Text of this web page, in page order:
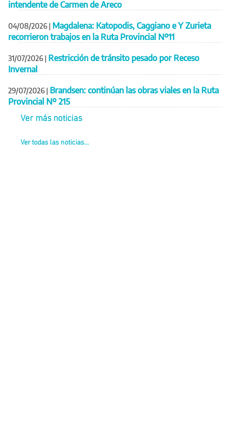
intendente de Carmen de Areco
04/08/2026 | Magdalena: Katopodis, Caggiano e Y Zurieta
recorrieron trabajos en la Ruta Provincial Nº11
31/07/2026 | Restricción de tránsito pesado por Receso
Invernal
29/07/2026 | Brandsen: continúan las obras viales en la Ruta
Provincial Nº 215
Ver más noticias
Ver todas las noticias...